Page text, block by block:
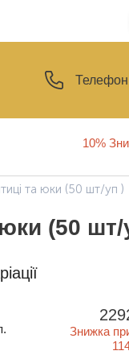
Телефон
10%
та юки (50 шт/уп )
(50 шт/
Знижка